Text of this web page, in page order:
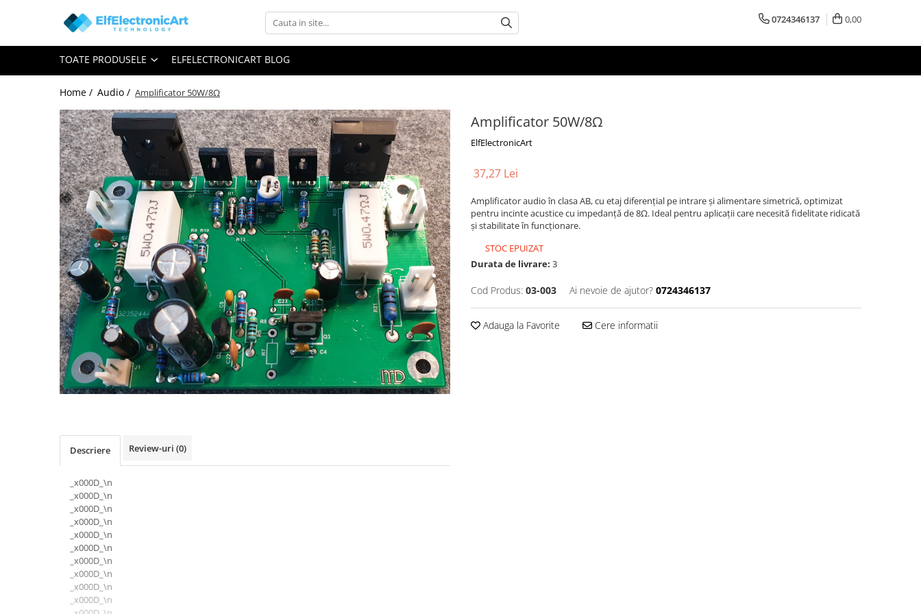
Toate Produsele
Audio
Instrumente de masura si control
Clesti Ampermetrici
Multimetre Digitale
Scule Atelier
Surse de alimentare
Termometre
Osciloscoape
Osciloscoape AXIOMET
Osciloscoape B&K PRECISION
Osciloscoape FLUKE
Osciloscoape GW INSTEK
Osciloscoape HANTEK
Osciloscoape ROHDE & SCHWARZ
Osciloscoape TELEDYNE LECROY
Osciloscoape UNI-T
0724346137 0,00
TOATE PRODUSELE ELFELECTRONICART BLOG
Home / Audio / Amplificator 50W/8Ω
Amplificator 50W/8Ω
ElfElectronicArt
37,27 Lei
Amplificator audio în clasa AB, cu etaj diferențial pe intrare și alimentare simetrică, optimizat
pentru incinte acustice cu impedanță de 8Ω. Ideal pentru aplicații care necesită fidelitate ridicată
și stabilitate în funcționare.
STOC EPUIZAT
Durata de livrare: 3
Cod Produs: 03-003 Ai nevoie de ajutor? 0724346137
Adauga la Favorite Cere informatii
Descriere Review-uri (0)
_x000D_\n
_x000D_\n
_x000D_\n
_x000D_\n
_x000D_\n
_x000D_\n
_x000D_\n
_x000D_\n
_x000D_\n
_x000D_\n